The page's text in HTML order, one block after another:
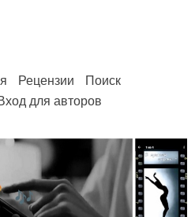
Рецензии
Поиск
для авторов